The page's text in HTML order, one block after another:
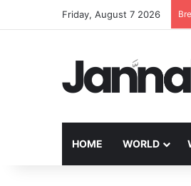
Friday, August 7 2026
HOME WORLD